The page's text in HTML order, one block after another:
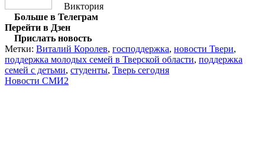
Виктория
Больше в Телеграм
Перейти в Дзен
Прислать новость
Метки: Виталий Королев, господдержка, новости Твери,
поддержка молодых семей в Тверской области, поддержка
семей с детьми, студенты, Тверь сегодня
Новости СМИ2